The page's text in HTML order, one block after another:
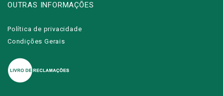
OUTRAS INFORMAÇÕES
Política de privacidade
Condições Gerais